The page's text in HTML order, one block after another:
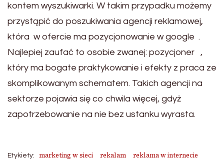
kontem wyszukiwarki. W takim przypadku możemy
przystąpić do poszukiwania agencji reklamowej,
która w ofercie ma pozycjonowanie w google .
Najlepiej zaufać to osobie zwanej: pozycjoner ,
który ma bogate praktykowanie i efekty z praca ze
skomplikowanym schematem. Takich agencji na
sektorze pojawia się co chwila więcej, gdyż
zapotrzebowanie na nie bez ustanku wyrasta.
Etykiety: marketing w sieci rekalam
reklama w internecie